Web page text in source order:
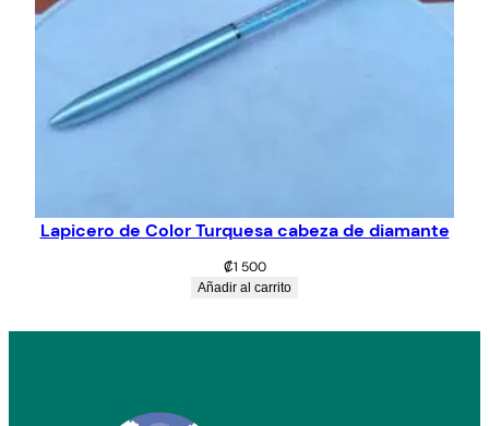
Lapicero de Color Turquesa cabeza de diamante
₡1 500
Añadir al carrito